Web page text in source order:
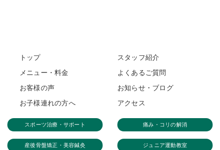
トップ
スタッフ紹介
メニュー・料金
よくあるご質問
お客様の声
お知らせ・ブログ
お子様連れの方へ
アクセス
スポーツ治療・サポート 痛み・コリの解消
産後骨盤矯正・美容鍼灸 ジュニア運動教室